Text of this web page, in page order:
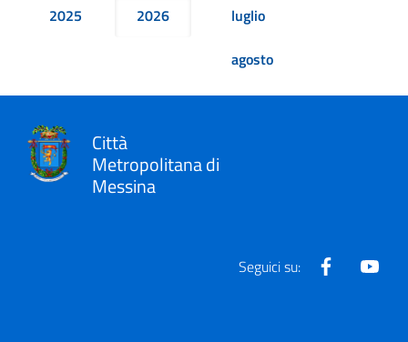
2025
2026
luglio
agosto
Città
Metropolitana di
Messina
Seguici su: Facebook